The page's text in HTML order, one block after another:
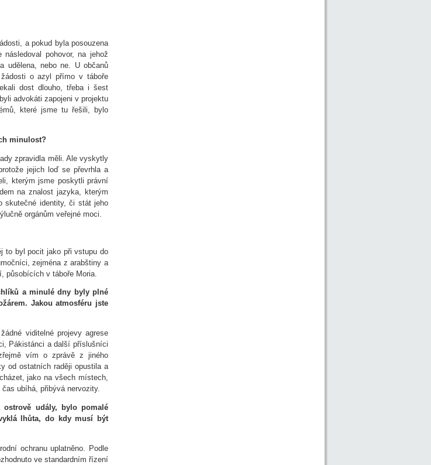
a pokud byla posouzena
pohovor, na jehož
udělena, nebo ne. U občanů
o azyl přímo v táboře
dost dlouho, třeba i šest
advokáti zapojeni v projektu
které jsme tu řešili, bylo
minulost?
zpravidla měli. Ale vyskytly
jejich loď se převrhla a
kterým jsme poskytli právní
na znalost jazyka, kterým
skutečné identity, či stát jeho
orgánům veřejné moci.
to byl pocit jako při vstupu do
zejména z arabštiny a
působících v táboře Moria.
a minulé dny byly plné
Jakou atmosféru jste
viditelné projevy agrese
Pákistánci a další příslušníci
vím o zprávě z jiného
od ostatních raději opustila a
jako na všech místech,
ubíhá, přibývá nervozity.
udály, bylo pomalé
lhůta, do kdy musí být
ochranu uplatněno. Podle
ve standardním řízení